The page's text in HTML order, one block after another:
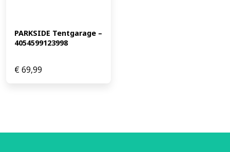
PARKSIDE Tentgarage –
4054599123998
€69,99